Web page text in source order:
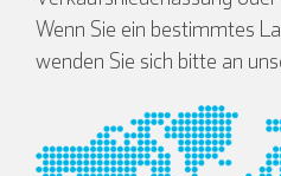
English
Wenn Sie ein bestimmtes
wenden Sie sich bitte an